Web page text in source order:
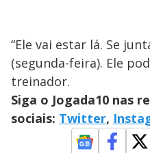
“Ele vai estar lá. Se
(segunda-feira). Ele
treinador.
Siga o Jogada10 nas
sociais: Twitter,